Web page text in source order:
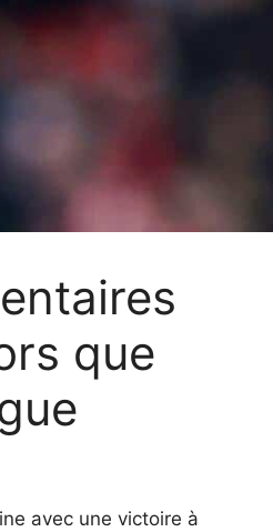
que
avec une victoire à